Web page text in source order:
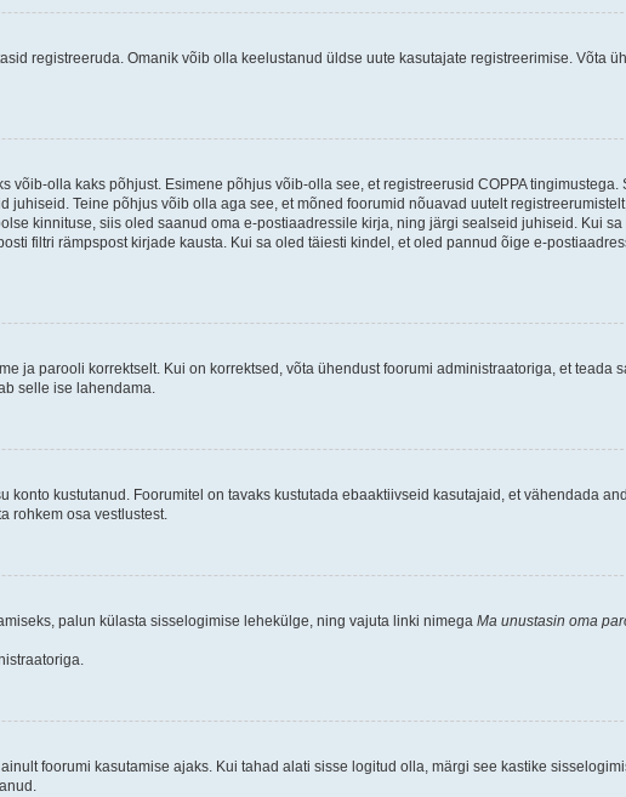
registreeruda. Omanik võib olla keelustanud üldse uute kasutajate registreerimise. Võta
olla kaks põhjust. Esimene põhjus võib-olla see, et registreerusid COPPA tingimustega.
Teine põhjus võib olla aga see, et mõned foorumid nõuavad uutelt
kinnituse, siis oled saanud oma e-postiaadressile kirja, ning järgi sealseid juhiseid. Kui
filtri rämpspost kirjade kausta. Kui sa oled täiesti kindel, et oled pannud õige e-
ja parooli korrektselt. Kui on korrektsed, võta ühendust foorumi administraatoriga, et teada
selle ise lahendama.
kustutanud. Foorumitel on tavaks kustutada ebaaktiivseid kasutajaid, et vähendada
rohkem osa vestlustest.
palun külasta sisselogimise lehekülge, ning vajuta linki nimega Ma unustasin oma
foorumi kasutamise ajaks. Kui tahad alati sisse logitud olla, märgi see kastike